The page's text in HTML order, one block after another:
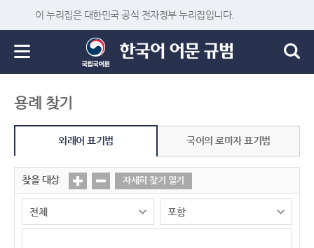
이 누리집은 대한민국 공식 전자정부 누리집입니다.
용례 찾기
외래어 표기법 국어의 로마자 표기법
찾을 대상 자세히 찾기 열기